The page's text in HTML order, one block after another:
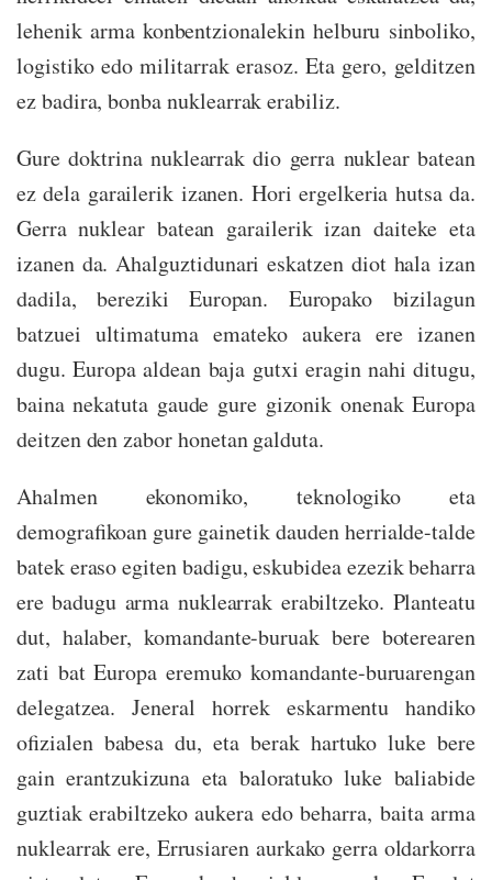
lehenik arma konbentzionalekin helburu sinboliko,
logistiko edo militarrak erasoz. Eta gero, gelditzen
ez badira, bonba nuklearrak erabiliz.
Gure doktrina nuklearrak dio gerra nuklear batean
ez dela garailerik izanen. Hori ergelkeria hutsa da.
Gerra nuklear batean garailerik izan daiteke eta
izanen da. Ahalguztidunari eskatzen diot hala izan
dadila, bereziki Europan. Europako bizilagun
batzuei ultimatuma emateko aukera ere izanen
dugu. Europa aldean baja gutxi eragin nahi ditugu,
baina nekatuta gaude gure gizonik onenak Europa
deitzen den zabor honetan galduta.
Ahalmen ekonomiko, teknologiko eta
demografikoan gure gainetik dauden herrialde-talde
batek eraso egiten badigu, eskubidea ezezik beharra
ere badugu arma nuklearrak erabiltzeko. Planteatu
dut, halaber, komandante-buruak bere boterearen
zati bat Europa eremuko komandante-buruarengan
delegatzea. Jeneral horrek eskarmentu handiko
ofizialen babesa du, eta berak hartuko luke bere
gain erantzukizuna eta baloratuko luke baliabide
guztiak erabiltzeko aukera edo beharra, baita arma
nuklearrak ere, Errusiaren aurkako gerra oldarkorra